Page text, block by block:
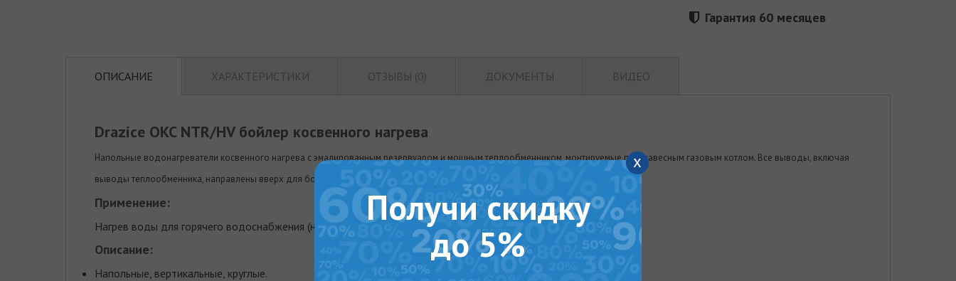
Гарантия 60 месяцев
ОПИСАНИЕ ХАРАКТЕРИСТИКИ ОТЗЫВЫ (0) ДОКУМЕНТЫ ВИДЕО
Drazice OKC NTR/HV бойлер косвенного нагрева
Напольные водонагреватели косвенного нагрева с эмалированным резервуаром и мощным теплообменником, монтируемые под навесным газовым котлом. Все выводы, включая
выводы теплообменника, направлены вверх для более удобного подключения к навесному газовому котлу.
Применение:
Нагрев воды для горячего водоснабжения (нагрев от теплоносителя системы отопления / гелиосистемы).
Описание:
Напольные, вертикальные, круглые.
x
Получи скидку
до 5%